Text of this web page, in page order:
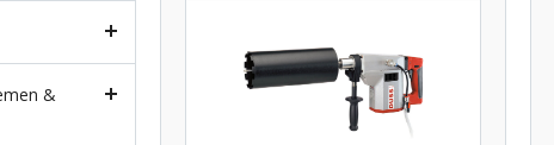
&